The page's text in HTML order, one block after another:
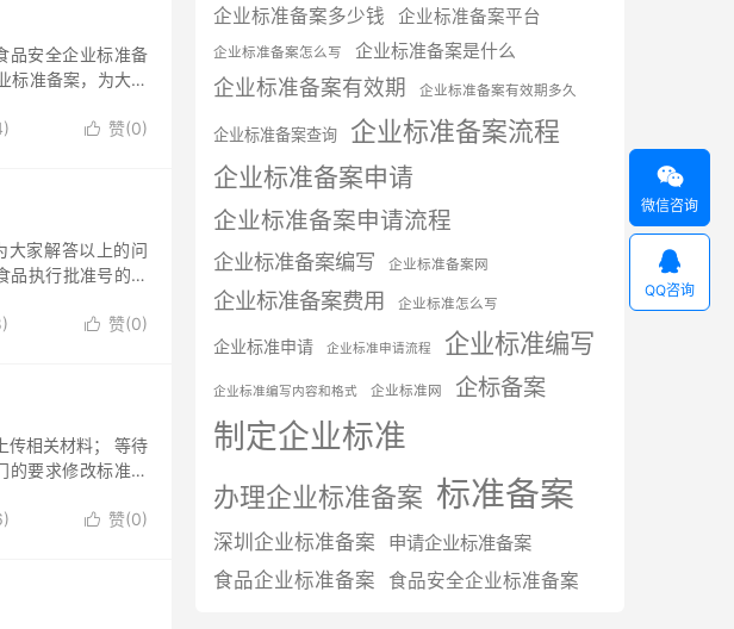
品安全企业标准备
标准备案，为大家
 赞(0)
大家解答以上的问
执行批准号的简
 赞(0)
传相关材料； 等待
要求修改标准文
 赞(0)
企业标准备案多少钱 企业标准备案平台
企业标准备案怎么写 企业标准备案是什么
企业标准备案有效期 企业标准备案有效期多久
企业标准备案查询 企业标准备案流程
企业标准备案申请
企业标准备案申请流程
企业标准备案编写 企业标准备案网
企业标准备案费用 企业标准怎么写
企业标准申请 企业标准申请流程 企业标准编写
企业标准编写内容和格式 企业标准网 企标备案
制定企业标准
办理企业标准备案 标准备案
深圳企业标准备案 申请企业标准备案
食品企业标准备案 食品安全企业标准备案

微信咨询

QQ咨询